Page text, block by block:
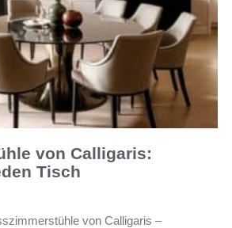
von Calligaris:
Tisch
von Calligaris –